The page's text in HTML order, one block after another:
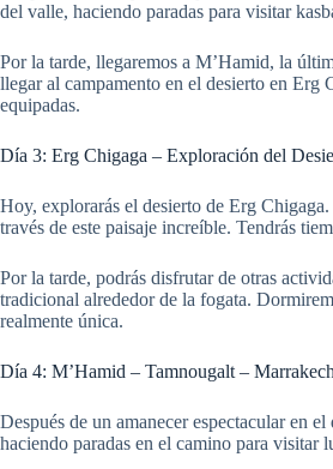
del valle, haciendo paradas para visitar
Por la tarde, llegaremos a M’Hamid, la
llegar al campamento en el desierto en Erg
equipadas.
Día 3: Erg Chigaga – Exploración del
Hoy, explorarás el desierto de Erg
través de este paisaje increíble. Tendrás
Por la tarde, podrás disfrutar de otras
tradicional alrededor de la fogata.
realmente única.
Día 4: M’Hamid – Tamnougalt – Marrakech
Después de un amanecer espectacular en
haciendo paradas en el camino para visitar